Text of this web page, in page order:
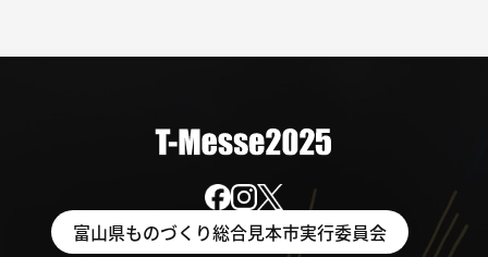
富山県ものづくり総合見本市実行委員会